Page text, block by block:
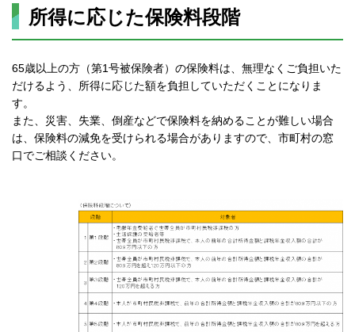
所得に応じた保険料段階
65歳以上の方（第1号被保険者）の保険料は、無理なくご負担いた
だけるよう、所得に応じた額を負担していただくことになりま
す。
また、災害、失業、倒産などで保険料を納めることが難しい場合
は、保険料の減免を受けられる場合がありますので、市町村の窓
口でご相談ください。